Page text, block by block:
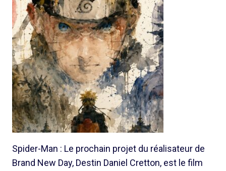
Spider-Man : Le prochain projet du réalisateur de
Brand New Day, Destin Daniel Cretton, est le film